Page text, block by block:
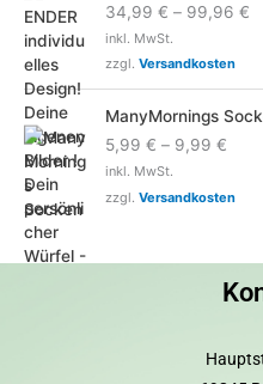
34,99€ – 99,96€
inkl. MwSt.
zzgl.Versandkosten
ManyMornings
5,99€ – 9,99€
inkl. MwSt.
zzgl.Versandkosten